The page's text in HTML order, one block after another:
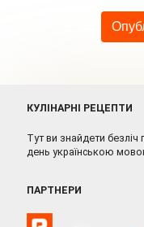
КУЛІНАРНІ РЕЦЕПТИ
Тут ви знайдети
день українською
ПАРТНЕРИ